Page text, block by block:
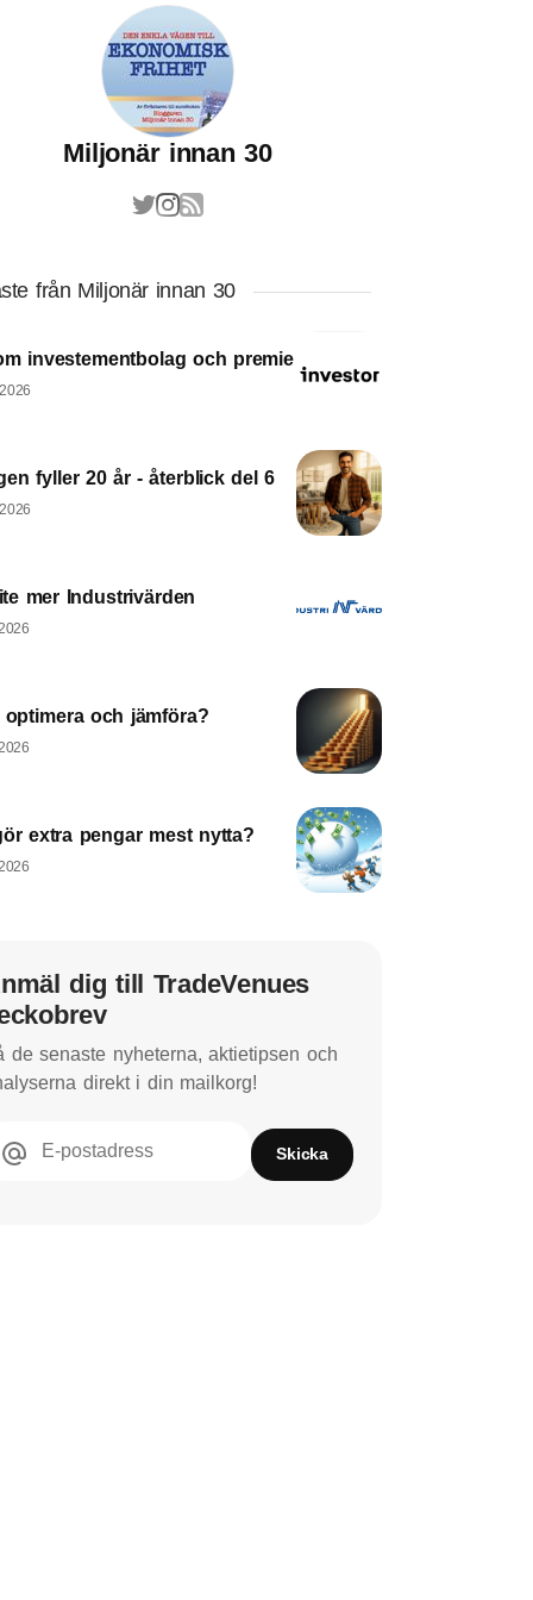
Miljonär innan 30
från Miljonär innan 30
investementbolag och premie
fyller 20 år - återblick del 6
mer Industrivärden
optimera och jämföra?
extra pengar mest nytta?
dig till TradeVenues
de senaste nyheterna, aktietipsen och
direkt i din mailkorg!
E-postadress Skicka